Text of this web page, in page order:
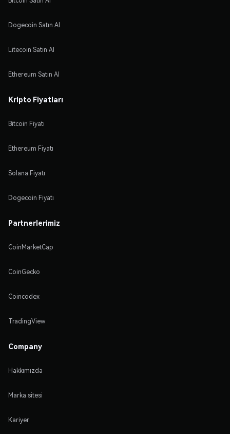
Dogecoin Satın Al
Litecoin Satın Al
Ethereum Satın Al
Kripto Fiyatları
Bitcoin Fiyatı
Ethereum Fiyatı
Solana Fiyatı
Dogecoin Fiyatı
Partnerlerimiz
CoinMarketCap
CoinGecko
Coincodex
TradingView
Company
Hakkımızda
Marka sitesi
Kariyer